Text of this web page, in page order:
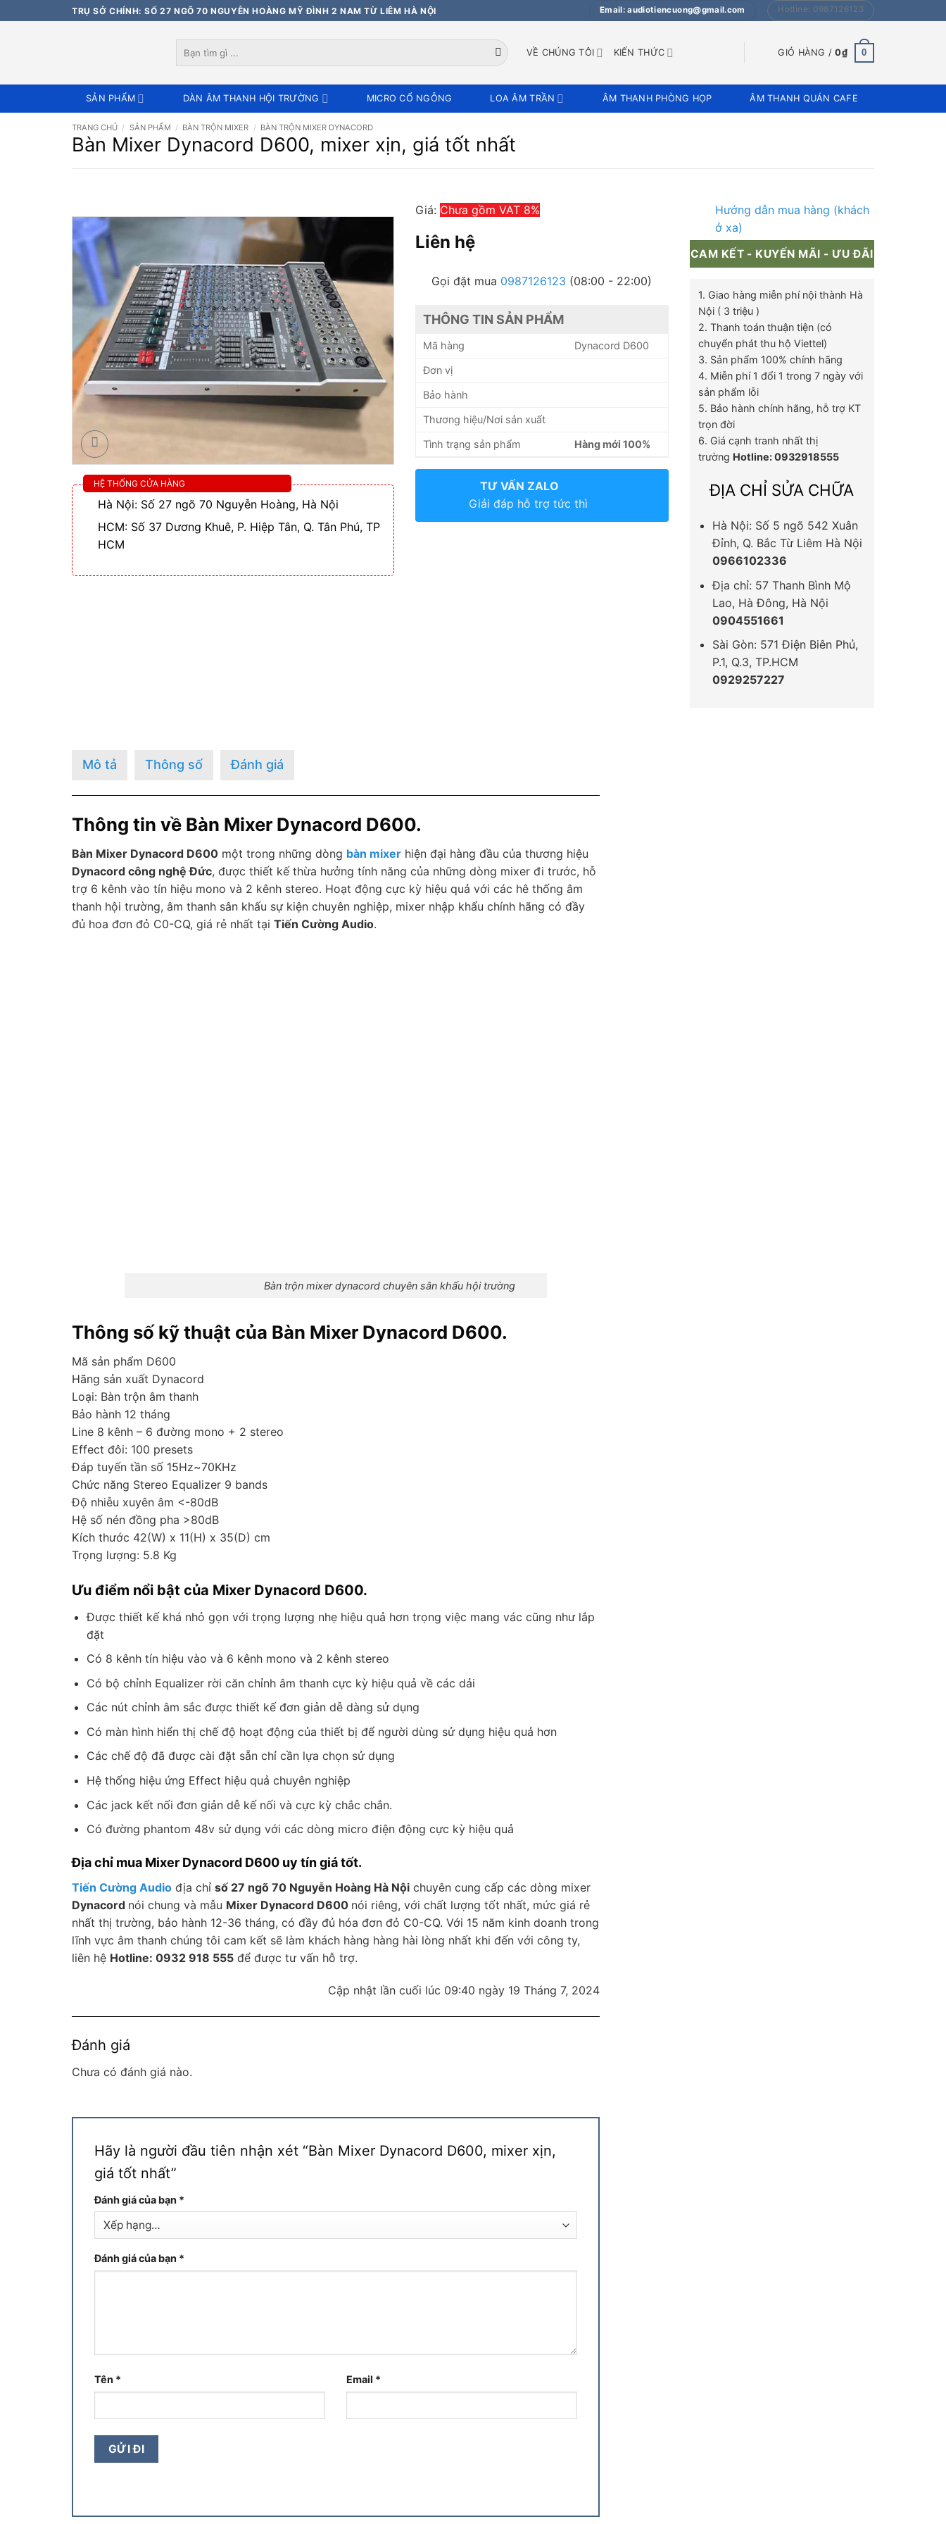
qua
TRỤ SỞ CHÍNH: SỐ 27 NGÕ 70 NGUYỄN HOÀNG MỸ ĐÌNH 2 NAM TỪ LIÊM HÀ NỘI Email: audiotiencuong@gmail.com Hotline: 0987126123
kiếm:
VỀ CHÚNG TÔI KIẾN THỨC GIỎ HÀNG /0₫ 0
SẢN PHẨM DÀN ÂM THANH HỘI TRƯỜNG MICRO CỔ NGỖNG LOA ÂM TRẦN ÂM THANH PHÒNG HỌP ÂM THANH QUÁN CAFE
TRANG CHỦ / SẢN PHẨM / BÀN TRỘN MIXER / BÀN TRỘN MIXER DYNACORD
Bàn Mixer Dynacord D600, mixer xịn, giá tốt nhất
HỆ THỐNG CỬA HÀNG
Hà Nội: Số 27 ngõ 70 Nguyễn Hoàng, Hà Nội
HCM: Số 37 Dương Khuê, P. Hiệp Tân, Q. Tân Phú, TP
HCM
Giá: Chưa gồm VAT 8%
Liên hệ
Gọi đặt mua 0987126123 (08:00 - 22:00)
THÔNG TIN SẢN PHẨM
Mã hàng Dynacord D600
Đơn vị
Bảo hành
Thương hiệu/Nơi sản xuất
Tình trạng sản phẩm Hàng mới 100%
TƯ VẤN ZALO
Giải đáp hỗ trợ tức thì
Hướng dẫn mua hàng (khách
ở xa)
CAM KẾT - KUYẾN MÃI - ƯU ĐÃI
1. Giao hàng miễn phí nội thành Hà
Nội ( 3 triệu )
2. Thanh toán thuận tiện (có
chuyển phát thu hộ Viettel)
3. Sản phẩm 100% chính hãng
4. Miễn phí 1 đổi 1 trong 7 ngày với
sản phẩm lỗi
5. Bảo hành chính hãng, hỗ trợ KT
trọn đời
6. Giá cạnh tranh nhất thị
trường Hotline: 0932918555
ĐỊA CHỈ SỬA CHỮA
Hà Nội: Số 5 ngõ 542 Xuân
Đỉnh, Q. Bắc Từ Liêm Hà Nội
0966102336
Địa chỉ: 57 Thanh Bình Mộ
Lao, Hà Đông, Hà Nội
0904551661
Sài Gòn: 571 Điện Biên Phủ,
P.1, Q.3, TP.HCM
0929257227
Mô tả Thông số Đánh giá
Thông tin về Bàn Mixer Dynacord D600.
Bàn Mixer Dynacord D600 một trong những dòng bàn mixer hiện đại hàng đầu của thương hiệu
Dynacord công nghệ Đức, được thiết kế thừa hưởng tính năng của những dòng mixer đi trước, hỗ
trợ 6 kênh vào tín hiệu mono và 2 kênh stereo. Hoạt động cực kỳ hiệu quả với các hê thống âm
thanh hội trường, âm thanh sân khấu sự kiện chuyên nghiệp, mixer nhập khẩu chính hãng có đầy
đủ hoa đơn đỏ C0-CQ, giá rẻ nhất tại Tiến Cường Audio.
Bàn trộn mixer dynacord chuyên sân khấu hội trường
Thông số kỹ thuật của Bàn Mixer Dynacord D600.
Mã sản phẩm D600
Hãng sản xuất Dynacord
Loại: Bàn trộn âm thanh
Bảo hành 12 tháng
Line 8 kênh – 6 đường mono + 2 stereo
Effect đôi: 100 presets
Đáp tuyến tần số 15Hz~70KHz
Chức năng Stereo Equalizer 9 bands
Độ nhiễu xuyên âm <-80dB
Hệ số nén đồng pha >80dB
Kích thước 42(W) x 11(H) x 35(D) cm
Trọng lượng: 5.8 Kg
Ưu điểm nổi bật của Mixer Dynacord D600.
Được thiết kế khá nhỏ gọn với trọng lượng nhẹ hiệu quả hơn trọng việc mang vác cũng như lắp
đặt
Có 8 kênh tín hiệu vào và 6 kênh mono và 2 kênh stereo
Có bộ chỉnh Equalizer rời căn chỉnh âm thanh cực kỳ hiệu quả về các dải
Các nút chỉnh âm sắc được thiết kế đơn giản dễ dàng sử dụng
Có màn hình hiển thị chế độ hoạt động của thiết bị để người dùng sử dụng hiệu quả hơn
Các chế độ đã được cài đặt sẵn chỉ cần lựa chọn sử dụng
Hệ thống hiệu ứng Effect hiệu quả chuyên nghiệp
Các jack kết nối đơn giản dễ kế nối và cực kỳ chắc chắn.
Có đường phantom 48v sử dụng với các dòng micro điện động cực kỳ hiệu quả
Địa chỉ mua Mixer Dynacord D600 uy tín giá tốt.
Tiến Cường Audio địa chỉ số 27 ngõ 70 Nguyễn Hoàng Hà Nội chuyên cung cấp các dòng mixer
Dynacord nói chung và mẫu Mixer Dynacord D600 nói riêng, với chất lượng tốt nhất, mức giá rẻ
nhất thị trường, bảo hành 12-36 tháng, có đầy đủ hóa đơn đỏ C0-CQ. Với 15 năm kinh doanh trong
lĩnh vực âm thanh chúng tôi cam kết sẽ làm khách hàng hàng hài lòng nhất khi đến với công ty,
liên hệ Hotline: 0932 918 555 để được tư vấn hỗ trợ.
Cập nhật lần cuối lúc 09:40 ngày 19 Tháng 7, 2024
Đánh giá
Chưa có đánh giá nào.
Hãy là người đầu tiên nhận xét “Bàn Mixer Dynacord D600, mixer xịn,
giá tốt nhất”
Đánh giá của bạn *
Đánh giá của bạn *
Tên * Email *